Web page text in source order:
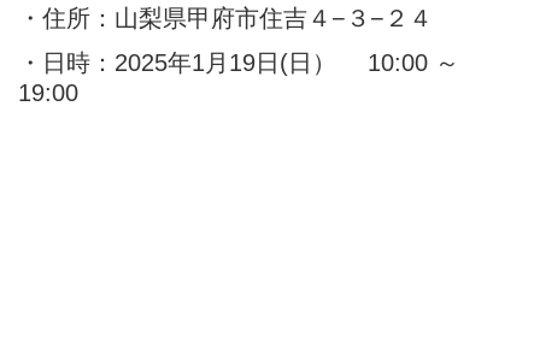
・住所：山梨県甲府市住吉４−３−２４
・日時：2025年1月19日(日） 10:00 ～
19:00